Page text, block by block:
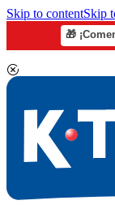
Skip to contentSkip
🎁